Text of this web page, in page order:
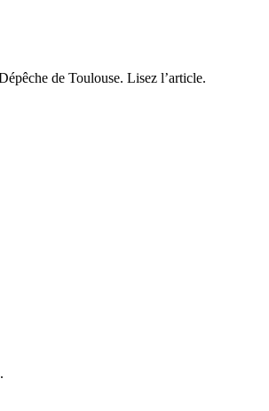
de Toulouse. Lisez l’article.